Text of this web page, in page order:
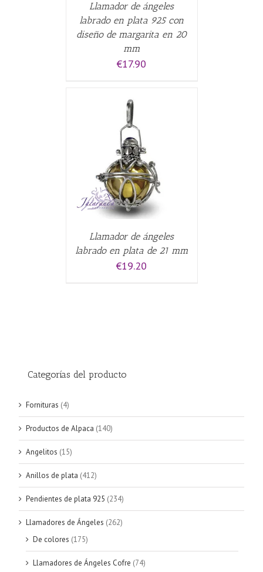
Llamador de ángeles
labrado en plata 925 con
diseño de margarita en 20
mm
€17.90
Llamador de ángeles
labrado en plata de 21 mm
€19.20
Categorías del producto
Fornituras (4)
Productos de Alpaca (140)
Angelitos (15)
Anillos de plata (412)
Pendientes de plata 925 (234)
Llamadores de Ángeles (262)
De colores (175)
Llamadores de Ángeles Cofre (74)